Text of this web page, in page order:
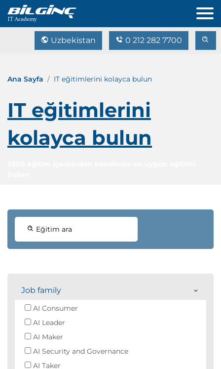
Uzbekistan 0 212 282 7700
Ana Sayfa IT eğitimlerini kolayca bulun
IT eğitimlerini
kolayca bulun
Eğitim ara
Job family
AI Consumer
AI Leader
AI Maker
AI Security and Governance
AI Taker